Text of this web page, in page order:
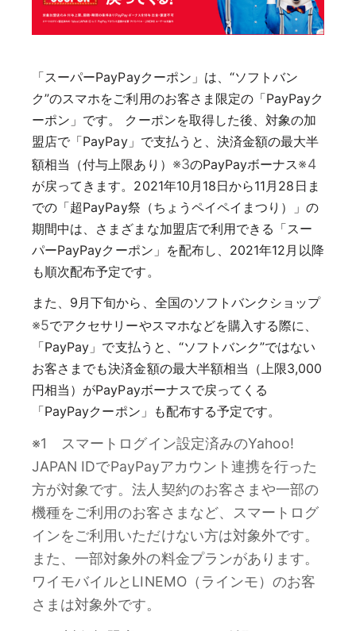
「スーパーPayPayクーポン」は、“ソフトバン
ク”のスマホをご利用のお客さま限定の「PayPayク
ーポン」です。 クーポンを取得した後、対象の加
盟店で「PayPay」で支払うと、決済金額の最大半
額相当（付与上限あり） ※3のPayPayボーナス※4
が戻ってきます。2021年10月18日から11月28日ま
での「超PayPay祭（ちょうペイペイまつり）」の
期間中は、さまざまな加盟店で利用できる「スー
パーPayPayクーポン」を配布し、2021年12月以降
も順次配布予定です。
また、9月下旬から、全国のソフトバンクショップ
※5でアクセサリーやスマホなどを購入する際に、
「PayPay」で支払うと、“ソフトバンク”ではない
お客さまでも決済金額の最大半額相当（上限3,000
円相当）がPayPayボーナスで戻ってくる
「PayPayクーポン」も配布する予定です。
※1 スマートログイン設定済みのYahoo!
JAPAN IDでPayPayアカウント連携を行った
方が対象です。法人契約のお客さまや一部の
機種をご利用のお客さまなど、スマートログ
インをご利用いただけない方は対象外です。
また、一部対象外の料金プランがあります。
ワイモバイルとLINEMO（ラインモ）のお客
さまは対象外です。